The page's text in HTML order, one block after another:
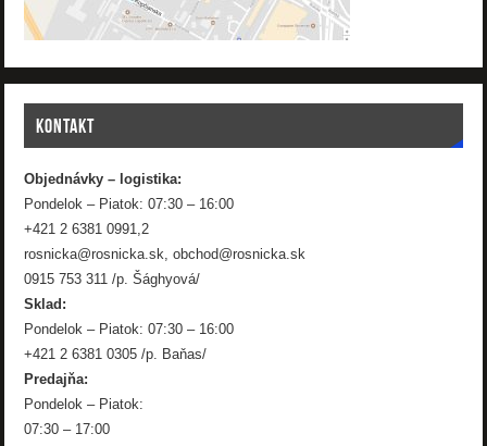
KONTAKT
Objednávky – logistika:
Pondelok – Piatok: 07:30 – 16:00
+421 2 6381 0991,2
rosnicka@rosnicka.sk, obchod@rosnicka.sk
0915 753 311 /p. Šághyová/
Sklad:
Pondelok – Piatok: 07:30 – 16:00
+421 2 6381 0305 /p. Baňas/
Predajňa:
Pondelok – Piatok:
07:30 – 17:00